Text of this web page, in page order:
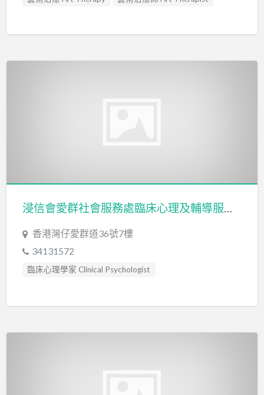
浸信會愛群社會服務處臨床心理及輔導服務 (藝術治療) Baptist Oi Kwan Social Service Clinical Psychological and Counseling Services-Arts Therapy
香港灣仔愛群道36號7樓
34131572
臨床心理學家 Clinical Psychologist